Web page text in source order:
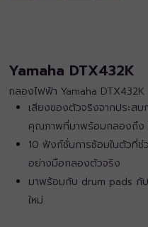
Yamaha DTX432K
กลองไฟฟ้า Yamaha DTX432K
เสียงของตัวจริงจากประ
คุณภาพที่มาพร้อมกลองถึง
10 ฟังก์ชั่นการซ้อมในตัวที่
อย่างมือกลองตัวจริง
มาพร้อมกับ drum pads กั
ใหม่